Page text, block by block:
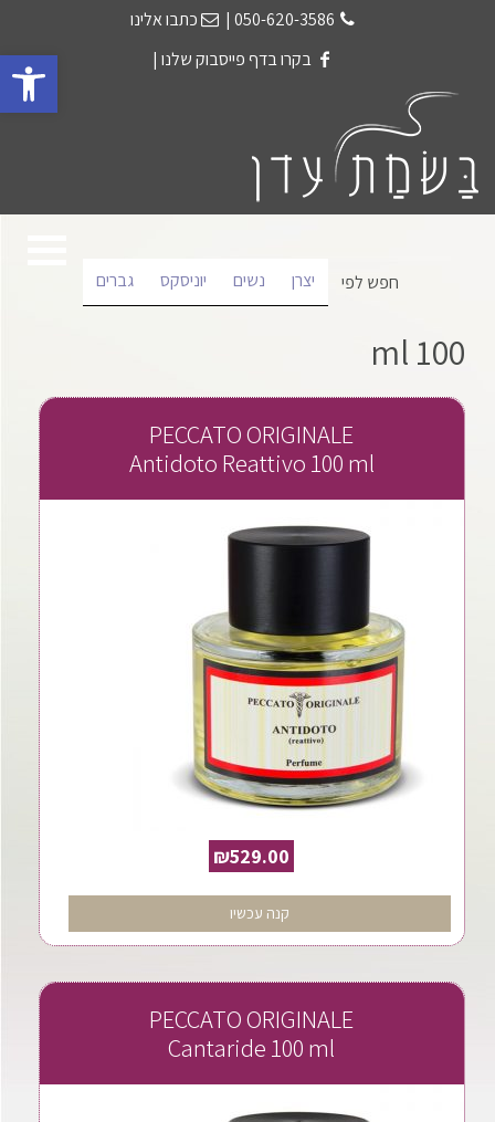
050-620-3586
|
כתבו אלינו
בקרו בדף פייסבוק שלנו |
חפש לפי גברים יוניסקס נשים יצרן
100 ml
PECCATO ORIGINALE
Antidoto Reattivo 100 ml
₪529.00
קנה עכשיו
PECCATO ORIGINALE
Cantaride 100 ml